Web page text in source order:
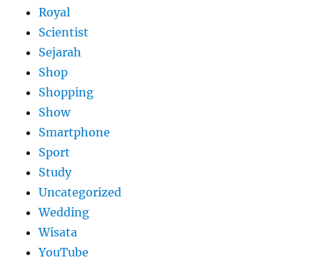
Royal
Scientist
Sejarah
Shop
Shopping
Show
Smartphone
Sport
Study
Uncategorized
Wedding
Wisata
YouTube